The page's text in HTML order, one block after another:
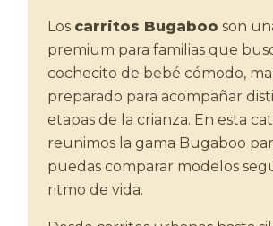
Los carritos Bugaboo son
premium para familias que
cochecito de bebé cómodo,
preparado para acompañar
etapas de la crianza. En esta
reunimos la gama Bugaboo
puedas comparar modelos
ritmo de vida.